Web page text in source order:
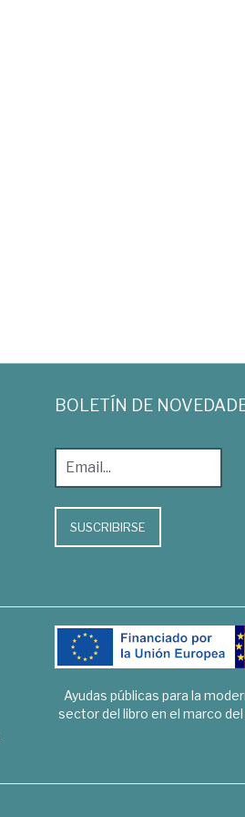
BOLETÍN DE
SUSCRIBIRSE
Ayudas públicas para la
sector del libro en el marco